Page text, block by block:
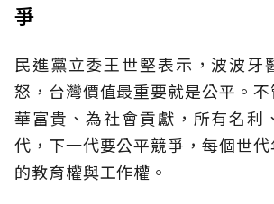
爭
民進黨立委王世堅表示，波波牙
怒，台灣價值最重要就是公平。
華富貴、為社會貢獻，所有名利
代，下一代要公平競爭，每個世
的教育權與工作權。